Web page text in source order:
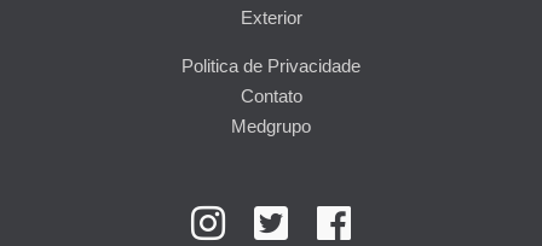
Exterior
Politica de Privacidade
Contato
Medgrupo